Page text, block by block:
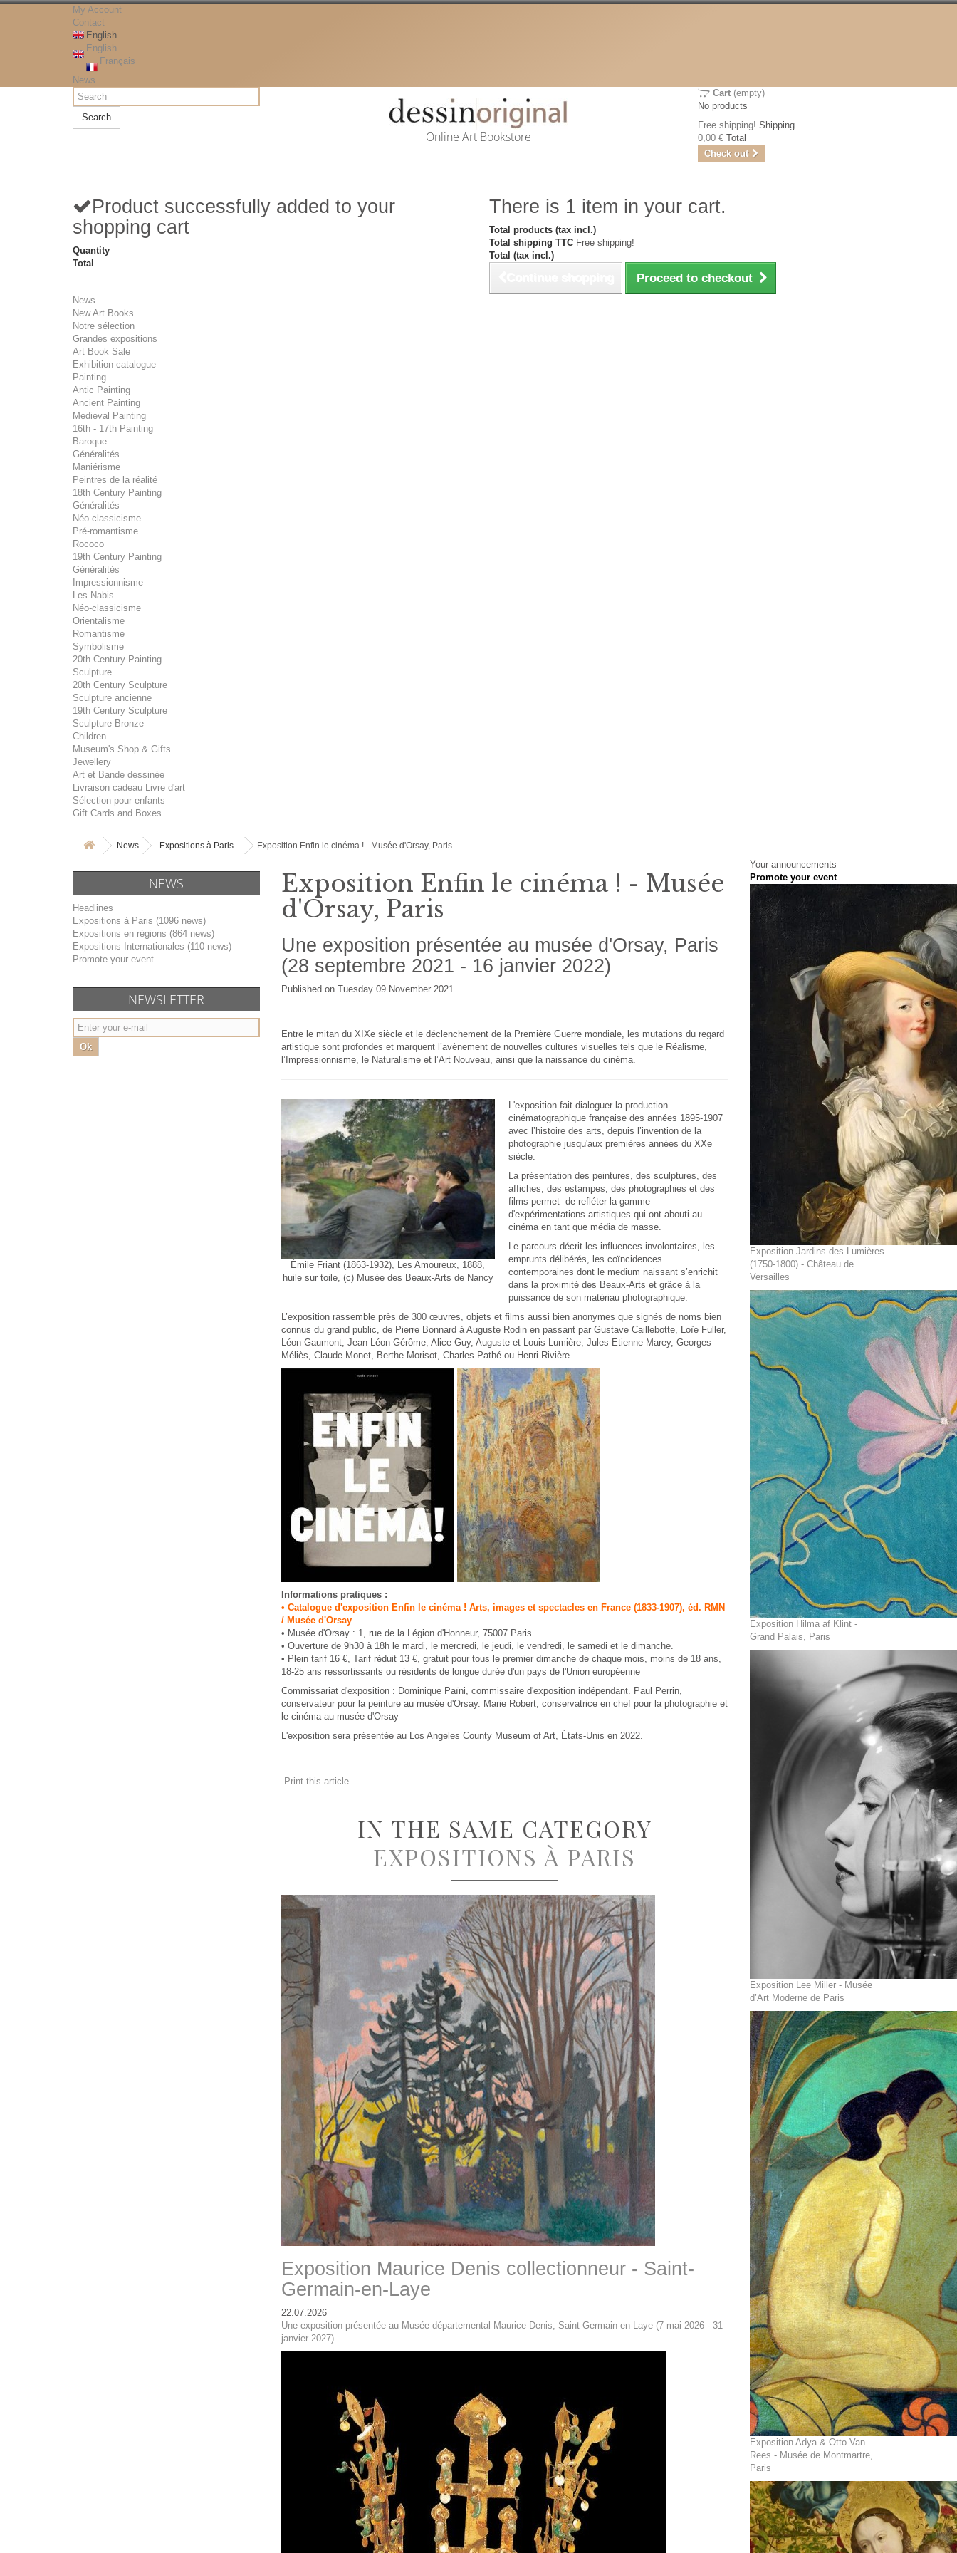
My Account
Contact
English
English
Français
News
Search
Online Art Bookstore
Cart (empty)
No products
Free shipping! Shipping
0,00 € Total
Check out
Product successfully added to your
shopping cart
Quantity
Total
There is 1 item in your cart.
Total products (tax incl.)
Total shipping TTC Free shipping!
Total (tax incl.)
Proceed to checkout
News
New Art Books
Notre sélection
Grandes expositions
Art Book Sale
Exhibition catalogue
Painting
Antic Painting
Ancient Painting
Medieval Painting
16th - 17th Painting
Baroque
Généralités
Maniérisme
Peintres de la réalité
18th Century Painting
Généralités
Néo-classicisme
Pré-romantisme
Rococo
19th Century Painting
Généralités
Impressionnisme
Les Nabis
Néo-classicisme
Orientalisme
Romantisme
Symbolisme
20th Century Painting
Sculpture
20th Century Sculpture
Sculpture ancienne
19th Century Sculpture
Sculpture Bronze
Children
Museum's Shop & Gifts
Jewellery
Art et Bande dessinée
Livraison cadeau Livre d'art
Sélection pour enfants
Gift Cards and Boxes
News Expositions à Paris Exposition Enfin le cinéma ! - Musée d'Orsay, Paris
NEWS
Headlines
Expositions à Paris (1096 news)
Expositions en régions (864 news)
Expositions Internationales (110 news)
Promote your event
NEWSLETTER
Ok
Exposition Enfin le cinéma ! - Musée
d'Orsay, Paris
Une exposition présentée au musée d'Orsay, Paris
(28 septembre 2021 - 16 janvier 2022)
Published on Tuesday 09 November 2021
Entre le mitan du XIXe siècle et le déclenchement de la Première Guerre mondiale, les mutations du regard
artistique sont profondes et marquent l’avènement de nouvelles cultures visuelles tels que le Réalisme,
l’Impressionnisme, le Naturalisme et l’Art Nouveau, ainsi que la naissance du cinéma.
Émile Friant (1863-1932), Les Amoureux, 1888,
huile sur toile, (c) Musée des Beaux-Arts de Nancy
L'exposition fait dialoguer la production
cinématographique française des années 1895-1907
avec l’histoire des arts, depuis l’invention de la
photographie jusqu'aux premières années du XXe
siècle.
La présentation des peintures, des sculptures, des
affiches, des estampes, des photographies et des
films permet de refléter la gamme
d'expérimentations artistiques qui ont abouti au
cinéma en tant que média de masse.
Le parcours décrit les influences involontaires, les
emprunts délibérés, les coïncidences
contemporaines dont le medium naissant s’enrichit
dans la proximité des Beaux-Arts et grâce à la
puissance de son matériau photographique.
L’exposition rassemble près de 300 œuvres, objets et films aussi bien anonymes que signés de noms bien
connus du grand public, de Pierre Bonnard à Auguste Rodin en passant par Gustave Caillebotte, Loïe Fuller,
Léon Gaumont, Jean Léon Gérôme, Alice Guy, Auguste et Louis Lumière, Jules Etienne Marey, Georges
Méliès, Claude Monet, Berthe Morisot, Charles Pathé ou Henri Rivière.
Informations pratiques :
• Catalogue d'exposition Enfin le cinéma ! Arts, images et spectacles en France (1833-1907), éd. RMN
/ Musée d'Orsay
• Musée d'Orsay : 1, rue de la Légion d'Honneur, 75007 Paris
• Ouverture de 9h30 à 18h le mardi, le mercredi, le jeudi, le vendredi, le samedi et le dimanche.
• Plein tarif 16 €, Tarif réduit 13 €, gratuit pour tous le premier dimanche de chaque mois, moins de 18 ans,
18-25 ans ressortissants ou résidents de longue durée d'un pays de l'Union européenne
Commissariat d'exposition : Dominique Païni, commissaire d'exposition indépendant. Paul Perrin,
conservateur pour la peinture au musée d'Orsay. Marie Robert, conservatrice en chef pour la photographie et
le cinéma au musée d'Orsay
L'exposition sera présentée au Los Angeles County Museum of Art, États-Unis en 2022.
Print this article
IN THE SAME CATEGORY
EXPOSITIONS À PARIS
Exposition Maurice Denis collectionneur - Saint-
Germain-en-Laye
22.07.2026
Une exposition présentée au Musée départemental Maurice Denis, Saint-Germain-en-Laye (7 mai 2026 - 31
janvier 2027)
Your announcements
Promote your event
Exposition Jardins des Lumières
(1750-1800) - Château de
Versailles
Exposition Hilma af Klint -
Grand Palais, Paris
Exposition Lee Miller - Musée
d’Art Moderne de Paris
Exposition Adya & Otto Van
Rees - Musée de Montmartre,
Paris